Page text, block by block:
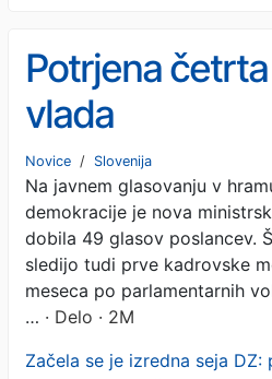
Potrjena
vlada
Novice / Slovenija
Na javnem glasovanju v
demokracije je nova
dobila 49 glasov poslancev.
sledijo tudi prve kadrovske
meseca po parlamentarnih
… · Delo · 2M
Začela se je izredna seja DZ: